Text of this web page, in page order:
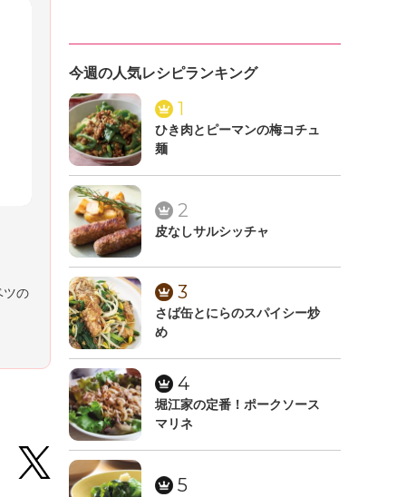
ツの
今週の人気レシピランキング
1
ひき肉とピーマンの梅コチュ
麺
2
皮なしサルシッチャ
3
さば缶とにらのスパイシー炒
め
4
堀江家の定番！ポークソース
マリネ
5